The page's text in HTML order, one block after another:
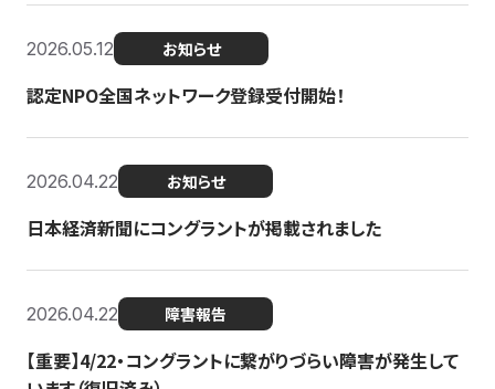
2026.05.12 お知らせ
認定NPO全国ネットワーク登録受付開始！
2026.04.22 お知らせ
日本経済新聞にコングラントが掲載されました
2026.04.22 障害報告
【重要】4/22・コングラントに繋がりづらい障害が発生して